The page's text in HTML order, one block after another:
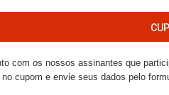
com os nossos assinantes que
cupom e envie seus dados pelo